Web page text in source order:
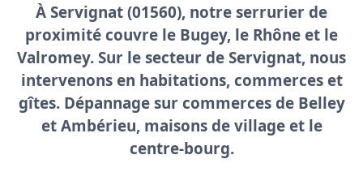
À Servignat (01560), notre serrurier de
proximitécouvre le Bugey, le Rhône et le
Valromey. Sur le secteur de Servignat, nous
intervenons en habitations, commerces et
gîtes. Dépannage sur commerces de Belley
et Ambérieu, maisons de village et le
centre-bourg.